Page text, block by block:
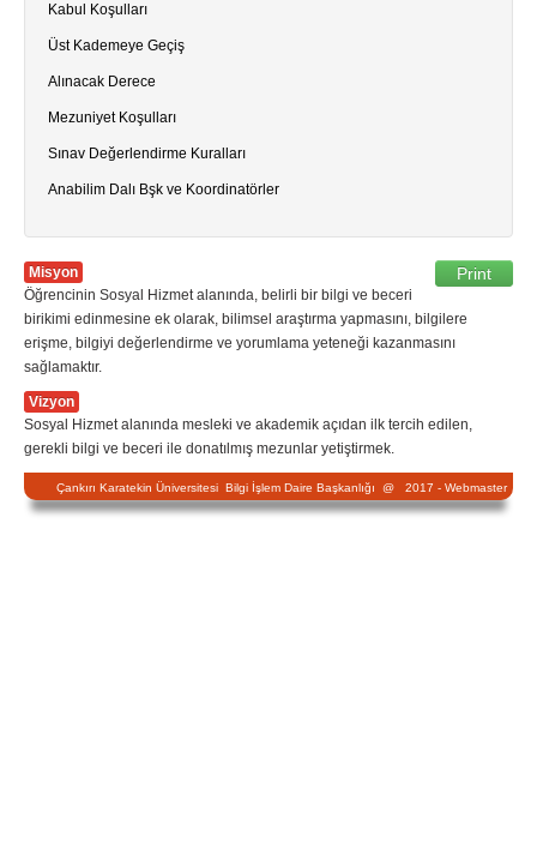
Kabul Koşulları
Üst Kademeye Geçiş
Alınacak Derece
Mezuniyet Koşulları
Sınav Değerlendirme Kuralları
Anabilim Dalı Bşk ve Koordinatörler
Print
Misyon
Öğrencinin Sosyal Hizmet alanında, belirli bir bilgi ve beceri
birikimi edinmesine ek olarak, bilimsel araştırma yapmasını, bilgilere
erişme, bilgiyi değerlendirme ve yorumlama yeteneği kazanmasını
sağlamaktır.
Vizyon
Sosyal Hizmet alanında mesleki ve akademik açıdan ilk tercih edilen,
gerekli bilgi ve beceri ile donatılmış mezunlar yetiştirmek.
Çankırı Karatekin Üniversitesi Bilgi İşlem Daire Başkanlığı @ 2017 - Webmaster